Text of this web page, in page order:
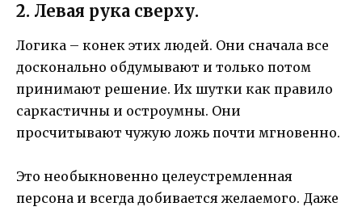
2. Левая рука сверху.
Логика – конек этих людей. Они сначала все
досконально обдумывают и только потом
принимают решение. Их шутки как правило
саркастичны и остроумны. Они
просчитывают чужую ложь почти мгновенно.
Это необыкновенно целеустремленная
персона и всегда добивается желаемого. Даже